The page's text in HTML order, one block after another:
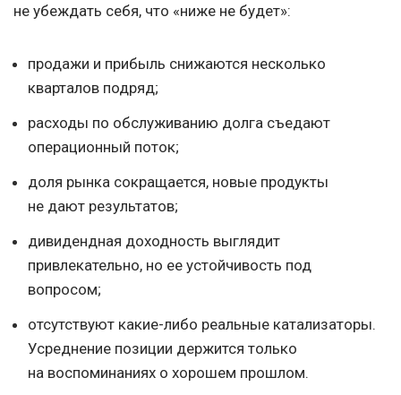
не убеждать себя, что «ниже не будет»:
продажи и прибыль снижаются несколько
кварталов подряд;
расходы по обслуживанию долга съедают
операционный поток;
доля рынка сокращается, новые продукты
не дают результатов;
дивидендная доходность выглядит
привлекательно, но ее устойчивость под
вопросом;
отсутствуют какие-либо реальные катализаторы.
Усреднение позиции держится только
на воспоминаниях о хорошем прошлом.